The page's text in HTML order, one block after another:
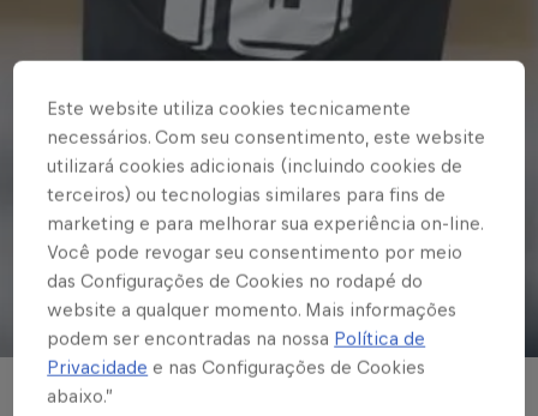
© Red Bull Bragantino
BASE MASCULINA
Este website utiliza cookies tecnicamente
necessários. Com seu consentimento, este website
utilizará cookies adicionais (incluindo cookies de
terceiros) ou tecnologias similares para fins de
marketing e para melhorar sua experiência on-line.
Você pode revogar seu consentimento por meio
das Configurações de Cookies no rodapé do
website a qualquer momento. Mais informações
podem ser encontradas na nossa Política de
Privacidade e nas Configurações de Cookies
abaixo.”